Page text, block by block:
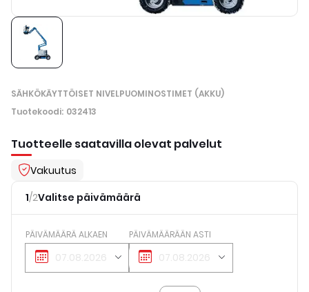
SÄHKÖKÄYTTÖISET NIVELPUOMINOSTIMET (AKKU)
Tuotekoodi: 032413
Tuotteelle saatavilla olevat palvelut
Vakuutus
1/2Valitse päivämäärä
PÄIVÄMÄÄRÄ ALKAEN PÄIVÄMÄÄRÄÄN ASTI